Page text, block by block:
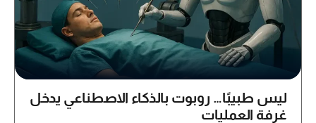
ليس طبيبًا… روبوت بالذكاء الاصطناعي يدخل
غرفة العمليات